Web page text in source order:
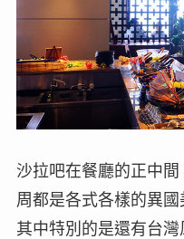
沙拉吧在餐廳的正中
周都是各式各樣的異國
其中特別的是還有台灣